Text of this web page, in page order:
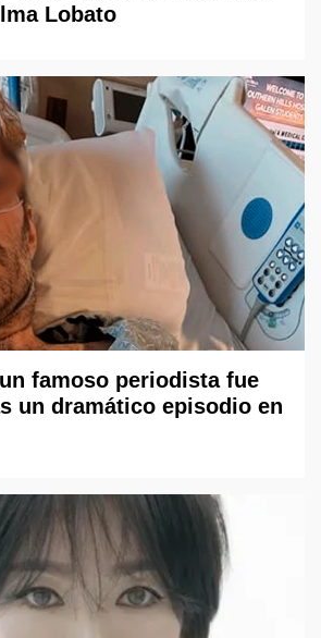
Lobato
famoso periodista fue
un dramático episodio en